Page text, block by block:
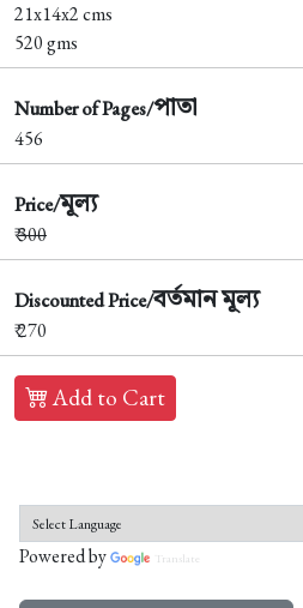
21x14x2 cms
520 gms
Number of Pages/পাতা
456
Price/মূল্য
₹300
Discounted Price/বর্তমান মূল্য
₹ 270
Add to Cart
Powered by Translate